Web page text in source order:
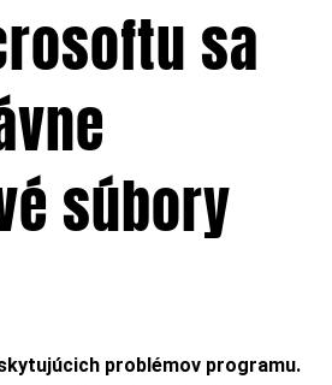
sa
súbory
problémov programu.